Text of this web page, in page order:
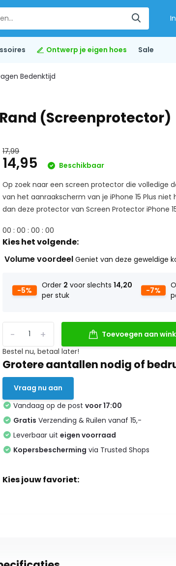
Ontwerp je eigen hoes Sale
Bedenktijd
(Screenprotector)
17,99
14,95
Beschikbaar
Op zoek naar een screen protector die volledige
van het aanraakscherm van je iPhone 15 Plus
dan deze protector van Screen Protector iPhone 15
00 :00 :00 :00
Kies het volgende:
Volume voordeelGeniet van deze geweldige
-5%
Order 2 voor slechts14,20
per stuk
-7%
+
-
Toevoegen aan
Bestel nu, betaal later!
Grotere aantallen nodig of
Vraag nu aan
Vandaag op de postvoor 17:00
Gratis Verzending & Ruilen vanaf 15,-
Leverbaar uiteigen voorraad
Kopersbescherming via Trusted Shops
Kies jouw favoriet: